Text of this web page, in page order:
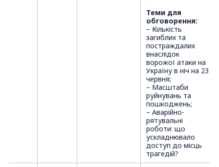
Теми для
обговорення:
– Кількість
загиблих та
постраждалих
внаслідок
ворожої атаки на
Україну в ніч на 23
червня;
– Масштаби
руйнувань та
пошкоджень;
– Аварійно-
рятувальні
роботи: що
ускладнювало
доступ до місць
трагедій?